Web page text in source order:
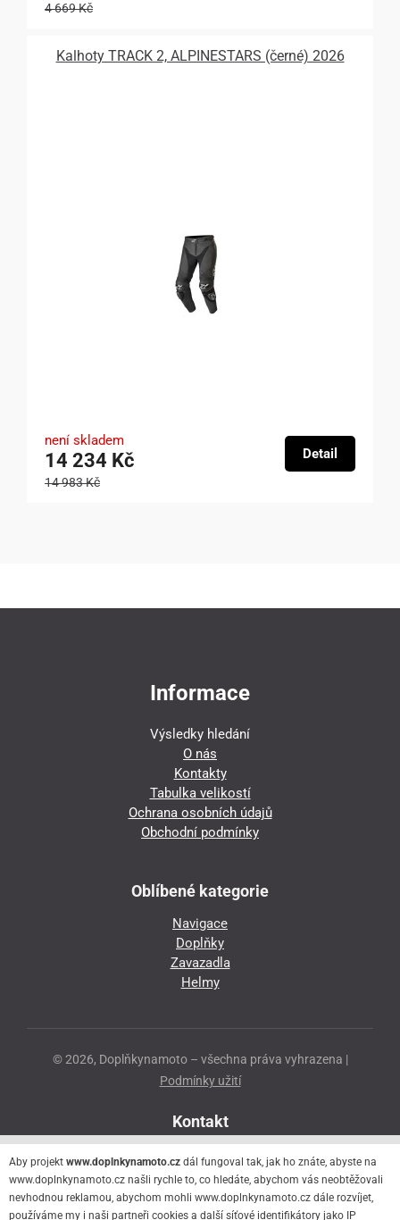
4 669 Kč
Kalhoty TRACK 2, ALPINESTARS (černé) 2026
není skladem
14 234 Kč
14 983 Kč
Detail
Informace
Výsledky hledání
O nás
Kontakty
Tabulka velikostí
Ochrana osobních údajů
Obchodní podmínky
Oblíbené kategorie
Navigace
Doplňky
Zavazadla
Helmy
© 2026, Doplňkynamoto – všechna práva vyhrazena |
Podmínky užití
Kontakt
Přeloučská 86
530 06 Pardubice - Staré Čivice
776 056 073
Aby projekt www.doplnkynamoto.cz dál fungoval tak, jak ho znáte, abyste na
www.doplnkynamoto.cz našli rychle to, co hledáte, abychom vás neobtěžovali
nevhodnou reklamou, abychom mohli www.doplnkynamoto.cz dále rozvíjet,
používáme my i naši partneři cookies a další síťové identifikátory jako IP